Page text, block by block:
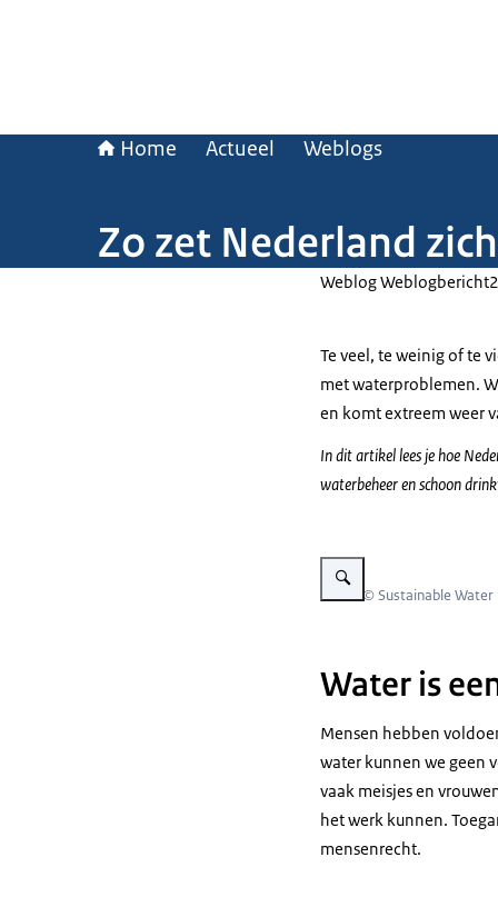
Home Actueel Weblogs
Zo zet Nederland
Weblog Weblogbericht
Te veel, te weinig of te
met waterproblemen.
en komt extreem weer
In dit artikel lees je hoe
waterbeheer en schoon
Vergroot afbeelding
Beeld: © Sustainable Water
Water is
Mensen hebben
water kunnen we geen
vaak meisjes en
het werk kunnen.
mensenrecht.